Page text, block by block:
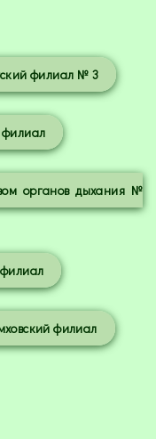
филиал № 3
органов дыхания №
филиал